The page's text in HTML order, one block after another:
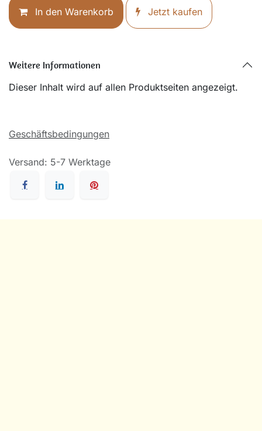
In den Warenkorb Jetzt kaufen
Weitere Informationen
Dieser Inhalt wird auf allen Produktseiten angezeigt.
Geschäftsbedingungen
Versand: 5-7 Werktage